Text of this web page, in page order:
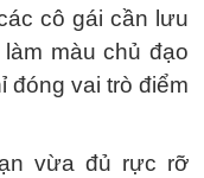
cô gái cần lưu
màu chủ đạo
đóng vai trò điểm
vừa đủ rực rỡ